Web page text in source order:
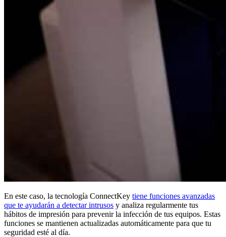
En este caso, la tecnología ConnectKey tiene funciones avanzadas
que te ayudarán a detectar intrusos y analiza regularmente tus
hábitos de impresión para prevenir la infección de tus equipos. Estas
funciones se mantienen actualizadas automáticamente para que tu
seguridad esté al día.